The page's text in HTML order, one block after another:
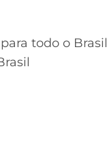
para todo o Brasil